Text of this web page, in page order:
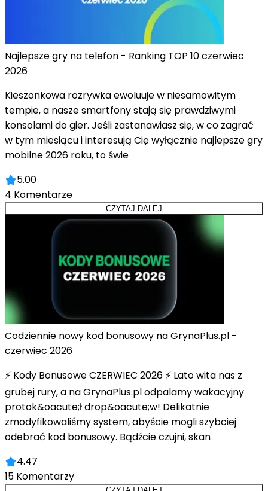
Najlepsze gry na telefon - Ranking TOP 10 czerwiec
2026
Kieszonkowa rozrywka ewoluuje w niesamowitym
tempie, a nasze smartfony stają się prawdziwymi
konsolami do gier. Jeśli zastanawiasz się, w co zagrać
w tym miesiącu i interesują Cię wyłącznie najlepsze gry
mobilne 2026 roku, to świe
5.00
4 Komentarze
CZYTAJ DALEJ
Codziennie nowy kod bonusowy na GrynaPlus.pl -
czerwiec 2026
⚡ Kody Bonusowe CZERWIEC 2026 ⚡ Lato wita nas z
grubej rury, a na GrynaPlus.pl odpalamy wakacyjny
protok&oacute;ł drop&oacute;w! Delikatnie
zmodyfikowaliśmy system, abyście mogli szybciej
odebrać kod bonusowy. Bądźcie czujni, skan
4.47
15 Komentarzy